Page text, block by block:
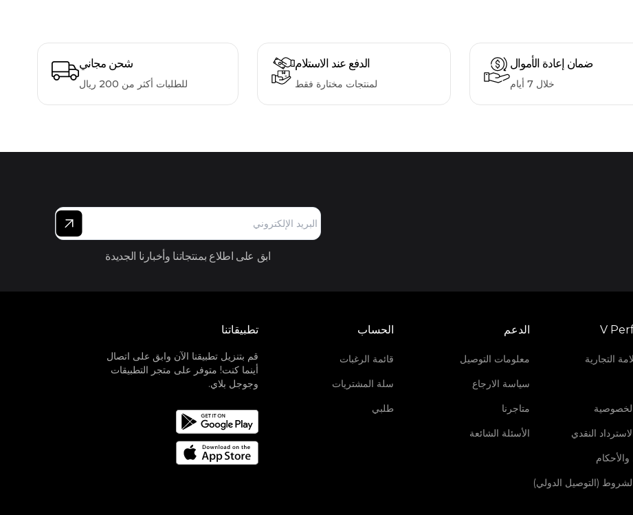
شحن مجاني
للطلبات أكثر من 200 ريال
الدفع عند الاستلام
لمنتجات مختارة فقط
ضمان إعادة الأموال
خلال 7 أيام
ابق على اطلاع بمنتجاتنا وأخبارنا الجديدة
V
التجارية
النقدي
الشروط (التوصيل الدولي)
الدعم
معلومات التوصيل
سياسة الارجاع
متاجرنا
الأسئلة الشائعة
الحساب
قائمة الرغبات
سلة المشتريات
طلبي
تطبيقاتنا
قم بتنزيل تطبيقنا الآن وابق على اتصال
أينما كنت! متوفر على متجر التطبيقات
وجوجل بلاي.